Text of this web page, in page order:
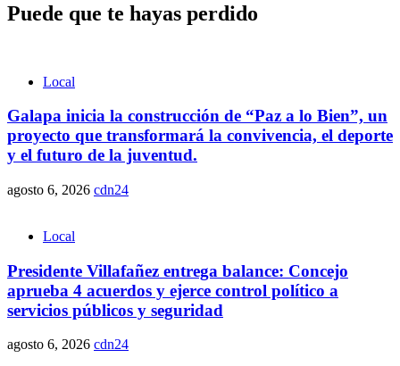
Puede que te hayas perdido
Local
Galapa inicia la construcción de “Paz a lo Bien”, un
proyecto que transformará la convivencia, el deporte
y el futuro de la juventud.
agosto 6, 2026 cdn24
Local
Presidente Villafañez entrega balance: Concejo
aprueba 4 acuerdos y ejerce control político a
servicios públicos y seguridad
agosto 6, 2026 cdn24